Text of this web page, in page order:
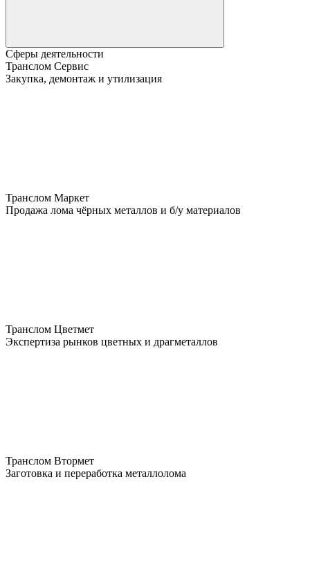
Сферы деятельности
Транслом Сервис
Закупка, демонтаж и утилизация
Транслом Маркет
Продажа лома чёрных металлов и б/у материалов
Транслом Цветмет
Экспертиза рынков цветных и драгметаллов
Транслом Втормет
Заготовка и переработка металлолома